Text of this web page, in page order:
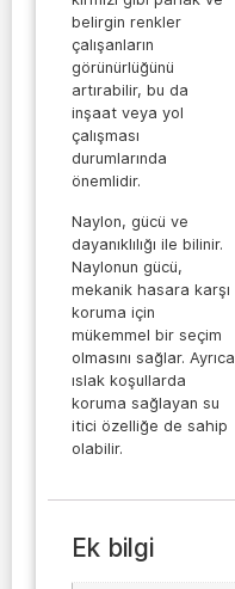
belirgin renkler
çalışanların
görünürlüğünü
artırabilir, bu da
inşaat veya yol
çalışması
durumlarında
önemlidir.
Naylon, gücü ve
dayanıklılığı ile bilinir.
Naylonun gücü,
mekanik hasara karşı
koruma için
mükemmel bir seçim
olmasını sağlar. Ayrıca
ıslak koşullarda
koruma sağlayan su
itici özelliğe de sahip
olabilir.
Ek bilgi